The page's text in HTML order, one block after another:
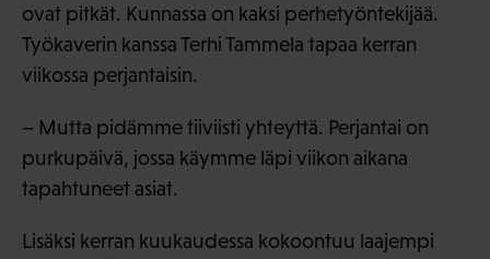
ovat pitkät. Kunnassa on kaksi perhetyöntekijää.
Työkaverin kanssa Terhi Tammela tapaa kerran
viikossa perjantaisin.
– Mutta pidämme tiiviisti yhteyttä. Perjantai on
purkupäivä, jossa käymme läpi viikon aikana
tapahtuneet asiat.
Lisäksi kerran kuukaudessa kokoontuu laajempi